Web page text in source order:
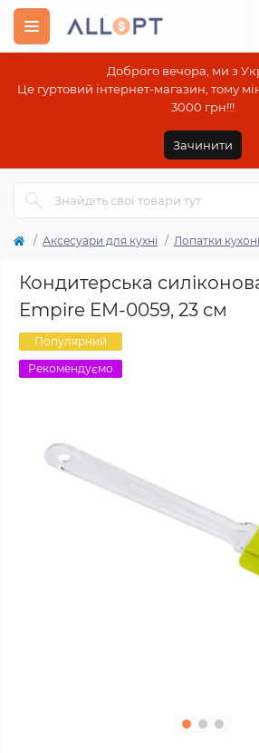
Доброго вечора, ми з
Це гуртовий інтернет-магазин, тому
3000 грн!!!
Зачинити
Аксесуари для кухні Лопатки
Кондитерська
Empire EM-0059, 23 см
Популярний
Рекомендуємо